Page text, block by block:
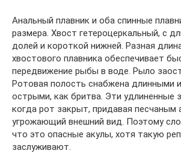
Анальный плавник и оба спинные
размера. Хвост гетероцеркальный, с
долей и короткой нижней. Разная
хвостового плавника обеспечивает
передвижение рыбы в воде. Рыло
Ротовая полость снабжена длинными
острыми, как бритва. Эти удлиненные
когда рот закрыт, придавая песчаным
угрожающий внешний вид. Поэтому
что это опасные акулы, хотя такую
заслуживают.